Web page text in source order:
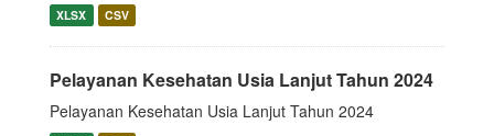
XLSX CSV
Pelayanan Kesehatan Usia Lanjut Tahun 2024
Pelayanan Kesehatan Usia Lanjut Tahun 2024